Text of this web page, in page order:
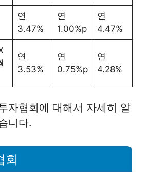
연
3.47%
연
1.00%p
연
4.47%
연
3.53%
연
0.75%p
연
4.28%
자협회에 대해서 자세히 알
니다.
회